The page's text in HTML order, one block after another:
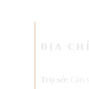
ĐỊA CHỈ
Trụ sở: Căn